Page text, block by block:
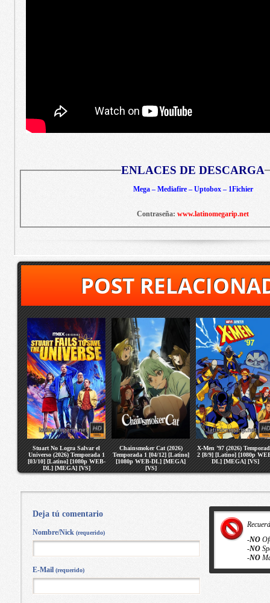
ENLACES DE DESCARGA
Mega – Mediafire – Uptobox – 1Fichier
Contraseña: www.latinomegarip.net
POST
Stuart No Logra Salvar el
Universo (2026) Temporada 1
[03/10] [Latino] [1080p WEB-
DL] [MEGA] [VS]
Chainsmoker Cat (2026)
Temporada 1 [04/12] [Latino]
[1080p WEB-DL] [MEGA]
[VS]
X-Men ’97 (2026)
2 [8/9] [Latino] [1080p
DL] [MEGA] [VS]
-NO
-NO
-NO
Deja tú comentario
Nombre/Nick (requerido)
E-Mail (requerido)